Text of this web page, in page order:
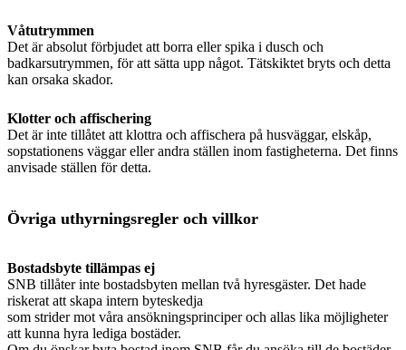
Våtutrymmen
Det är absolut förbjudet att borra eller spika i dusch och
badkarsutrymmen, för att sätta upp något. Tätskiktet bryts och detta
kan orsaka skador.
Klotter och affischering
Det är inte tillåtet att klottra och affischera på husväggar, elskåp,
sopstationens väggar eller andra ställen inom fastigheterna. Det finns
anvisade ställen för detta.
Övriga uthyrningsregler och villkor
Bostadsbyte tillämpas ej
SNB tillåter inte bostadsbyten mellan två hyresgäster. Det hade
riskerat att skapa intern byteskedja
som strider mot våra ansökningsprinciper och allas lika möjligheter
att kunna hyra lediga bostäder.